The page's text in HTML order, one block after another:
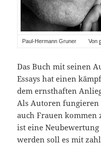
Paul-Hermann Gruner Von
Das Buch mit seinen
Essays hat einen
dem ernsthaften
Als Autoren
auch Frauen kommen
ist eine
werden soll es mit